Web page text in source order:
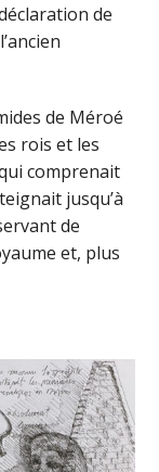
de
de Méroé
rois et les
comprenait
jusqu’à
de
et, plus